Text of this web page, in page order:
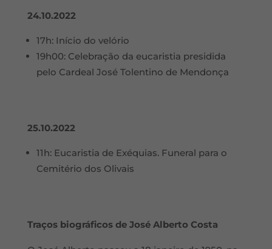
24.10.2022
17h: Início do velório
19h00: Celebração da eucaristia presidida
pelo Cardeal José Tolentino de Mendonça
25.10.2022
11h: Eucaristia de Exéquias. Funeral para o
Cemitério dos Olivais
Traços biográficos de José Alberto Costa